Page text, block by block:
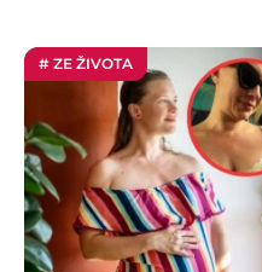
# ZE ŽIVOTA